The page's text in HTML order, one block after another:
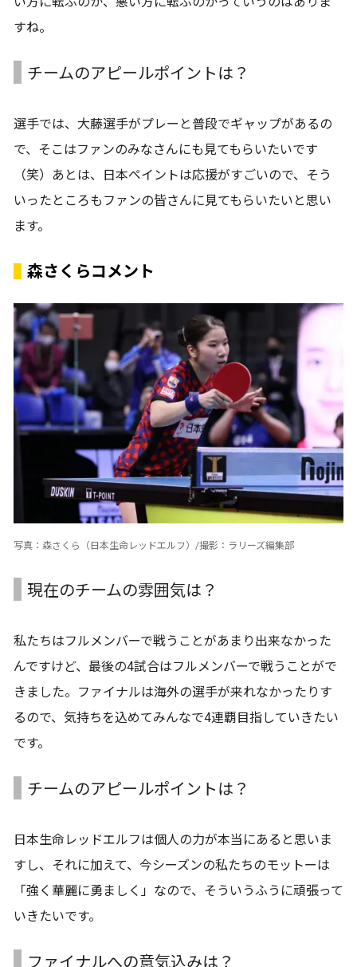
すね。
チームのアピールポイントは？
選手では、大藤選手がプレーと普段でギャップがあるの
で、そこはファンのみなさんにも見てもらいたいです
（笑）あとは、日本ペイントは応援がすごいので、そう
いったところもファンの皆さんに見てもらいたいと思い
ます。
森さくらコメント
写真：森さくら（日本生命レッドエルフ）/撮影：ラリーズ編集部
現在のチームの雰囲気は？
私たちはフルメンバーで戦うことがあまり出来なかった
んですけど、最後の4試合はフルメンバーで戦うことがで
きました。ファイナルは海外の選手が来れなかったりす
るので、気持ちを込めてみんなで4連覇目指していきたい
です。
チームのアピールポイントは？
日本生命レッドエルフは個人の力が本当にあると思いま
すし、それに加えて、今シーズンの私たちのモットーは
「強く華麗に勇ましく」なので、そういうふうに頑張って
いきたいです。
ファイナルへの意気込みは？